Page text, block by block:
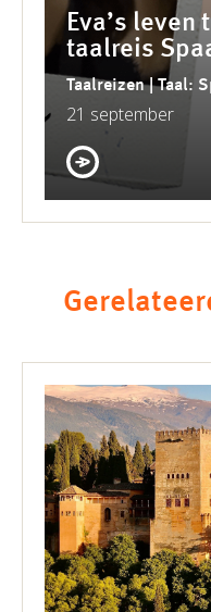
Eva’s
taalreis
Taalreizen | Taal:
21 september